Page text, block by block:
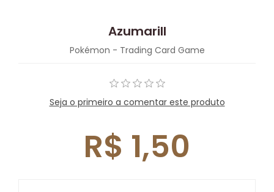
Azumarill
Pokémon - Trading Card Game
Seja o primeiro a comentar este produto
R$ 1,50